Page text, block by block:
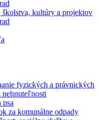
školstva, kultúry a projektov
fyzických a právnických
nehnuteľnosti
psa
za komunálne odpady